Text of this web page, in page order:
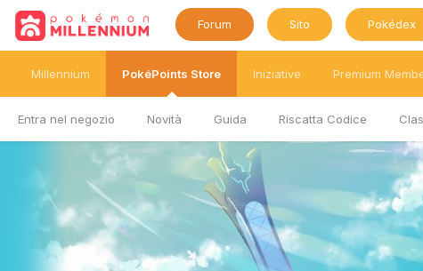
Forum Sito Pokédex
Millennium PokéPoints Store
Entra nel negozio Novità Guida Riscatta Codice
Iniziative Premium